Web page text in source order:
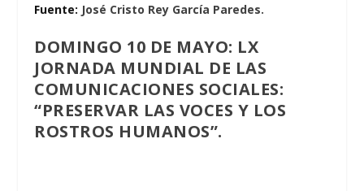
Fuente: José Cristo Rey García Paredes.
DOMINGO 10 DE MAYO: LX
JORNADA MUNDIAL DE LAS
COMUNICACIONES SOCIALES:
“PRESERVAR LAS VOCES Y LOS
ROSTROS HUMANOS”.